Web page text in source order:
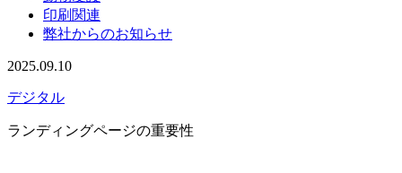
印刷関連
弊社からのお知らせ
2025.09.10
デジタル
ランディングページの重要性